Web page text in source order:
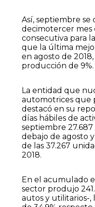
Así, septiembre se
decimotercer mes
consecutiva para
que la última
en agosto de
producción de 9%.
La entidad que
automotrices que
destacó en su
días hábiles de
septiembre 27.687
debajo de agosto
de las 37.267
2018.
En el acumulado
sector produjo
autos y utilitarios-,